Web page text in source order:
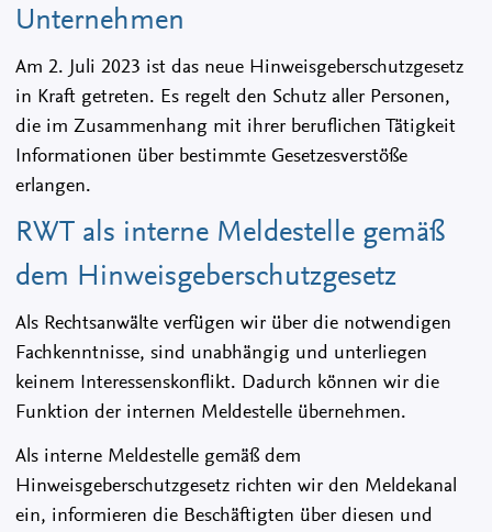
Unternehmen
Am 2. Juli 2023 ist das neue Hinweisgeberschutzgesetz
in Kraft getreten. Es regelt den Schutz aller Personen,
die im Zusammenhang mit ihrer beruflichen Tätigkeit
Informationen über bestimmte Gesetzesverstöße
erlangen.
RWT als interne Meldestelle gemäß
dem Hinweisgeberschutzgesetz
Als Rechtsanwälte verfügen wir über die notwendigen
Fachkenntnisse, sind unabhängig und unterliegen
keinem Interessenskonflikt. Dadurch können wir die
Funktion der internen Meldestelle übernehmen.
Als interne Meldestelle gemäß dem
Hinweisgeberschutzgesetz richten wir den Meldekanal
ein, informieren die Beschäftigten über diesen und